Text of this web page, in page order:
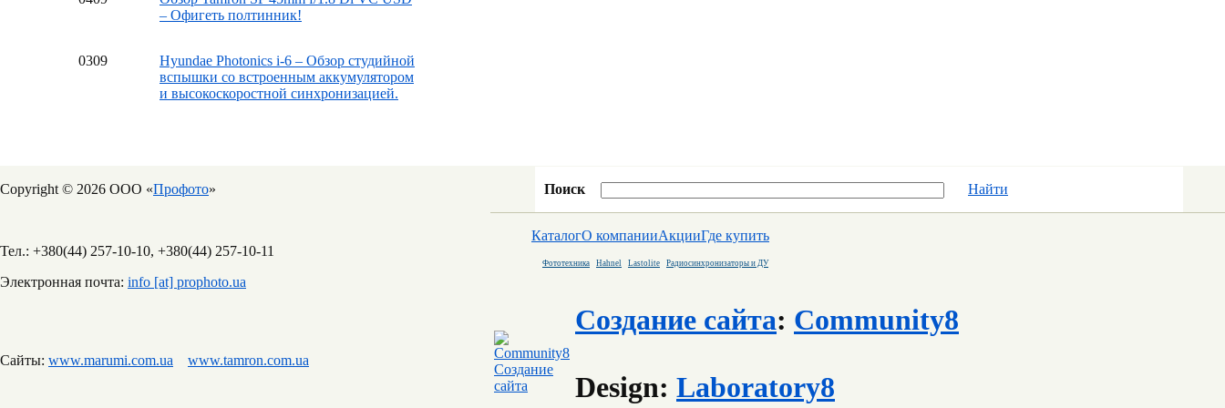
– Офигеть полтинник!
0309
Hyundae Photonics i-6 – Обзор студийной
вспышки со встроенным аккумулятором
и высокоскоростной синхронизацией.
Copyright © 2026 ООО «Профото»
Тел.: +380(44) 257-10-10, +380(44) 257-10-11
Электронная почта: info [at] prophoto.ua
Сайты: www.marumi.com.ua www.tamron.com.ua
Поиск Найти
КаталогО компанииАкцииГде купить
Фототехника Hahnel Lastolite Радиосинхронизаторы и ДУ
Создание сайта: Community8
Design: Laboratory8